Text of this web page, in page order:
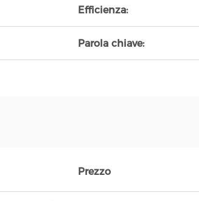
Efficienza:
Parola chiave:
Prezzo